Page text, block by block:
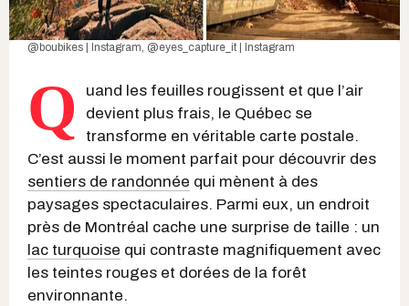
@boubikes | Instagram, @eyes_capture_it | Instagram
Q
uand les feuilles rougissent et que l’air
devient plus frais, le Québec se
transforme en véritable carte postale.
C’est aussi le moment parfait pour découvrir des
sentiers de randonnée qui mènent à des
paysages spectaculaires. Parmi eux, un endroit
près de Montréal cache une surprise de taille : un
lac turquoise qui contraste magnifiquement avec
les teintes rouges et dorées de la forêt
environnante.